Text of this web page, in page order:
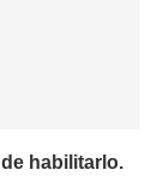
habilitarlo.